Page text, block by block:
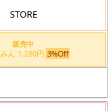
STORE
販売中
でじたみん 1,280円 3%Off